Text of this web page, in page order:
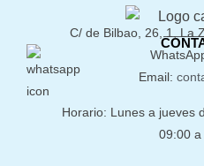
C/ de Bilbao, 26, 1, La
Email:
Horario: Lunes a jueves
09:00